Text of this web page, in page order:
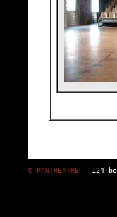
© PANTHEATRE - 124